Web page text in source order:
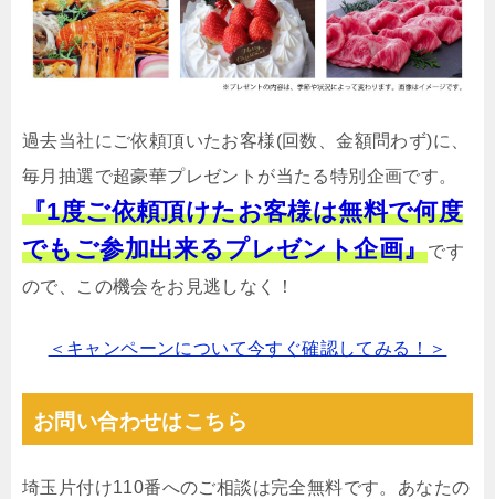
過去当社にご依頼頂いたお客様(回数、金額問わず)に、
毎月抽選で超豪華プレゼントが当たる特別企画です。
『1度ご依頼頂けたお客様は無料で何度
でもご参加出来るプレゼント企画』です
ので、この機会をお見逃しなく！
＜キャンペーンについて今すぐ確認してみる！＞
お問い合わせはこちら
埼玉片付け110番へのご相談は完全無料です。あなたの